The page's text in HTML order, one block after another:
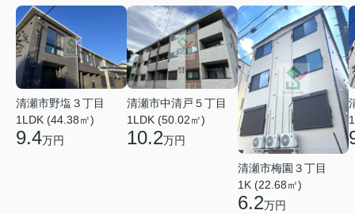
清瀬市野塩３丁目
1LDK (44.38㎡)
9.4万円
清瀬市中清戸５丁目
1LDK (50.02㎡)
10.2万円
清瀬市梅園３丁目
1K (22.68㎡)
6.2万円